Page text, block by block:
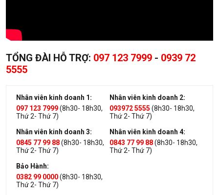
TỔNG ĐÀI HỖ TRỢ: 097 123 7999 - 0939 72
5555
Nhân viên kinh doanh 1:
097 123 7999(8h30- 18h30,
Thứ 2- Thứ 7)
Nhân viên kinh doanh 2:
093972 5555 (8h30- 18h30,
Thứ 2- Thứ 7)
Nhân viên kinh doanh 3:
0845 77 99 88(8h30- 18h30,
Thứ 2- Thứ 7)
Nhân viên kinh doanh 4:
0843 77 99 88(8h30- 18h30,
Thứ 2- Thứ 7)
Bảo Hành:
0382 99 0000(8h30- 18h30,
Thứ 2- Thứ 7)